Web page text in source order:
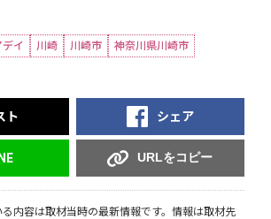
イ 川崎 川崎市
神奈川県川崎市
ト シェア
URLをコピー
内容は取材当時の最新情報です。情報は取材先